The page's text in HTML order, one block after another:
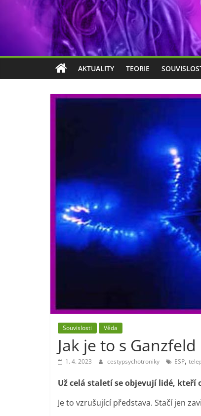
AKTUALITY TEORIE
Souvislosti Věda
Jak je to s
1. 4. 2023 cestypsychotroniky ESP,
Už celá staletí se objevují lidé, kteří
Je to vzrušující představa. Stačí jen